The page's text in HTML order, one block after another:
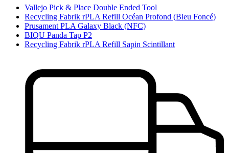
Vallejo Pick & Place Double Ended Tool
Recycling Fabrik rPLA Refill Océan Profond (Bleu Foncé)
Prusament PLA Galaxy Black (NFC)
BIQU Panda Tap P2
Recycling Fabrik rPLA Refill Sapin Scintillant